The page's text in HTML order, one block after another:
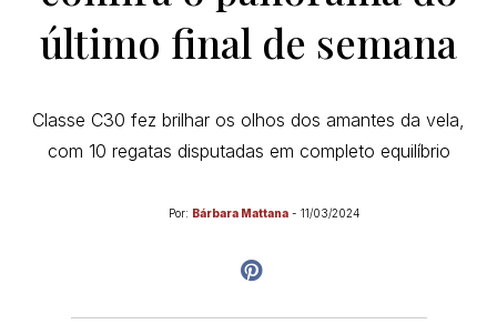
último final de semana
Classe C30 fez brilhar os olhos dos amantes da vela,
com 10 regatas disputadas em completo equilíbrio
Por: Bárbara Mattana - 11/03/2024